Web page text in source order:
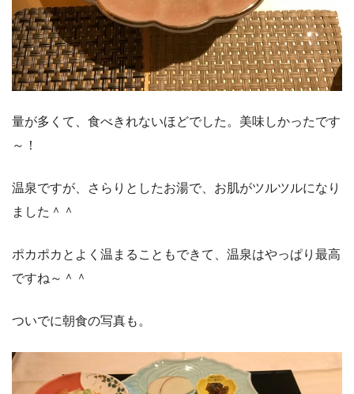
量が多くて、食べきれないほどでした。美味しかったです
～！
温泉ですが、さらりとしたお湯で、お肌がツルツルになり
ました＾＾
ポカポカとよく温まることもできて、温泉はやっぱり最高
ですね～＾＾
ついでに朝食の写真も。